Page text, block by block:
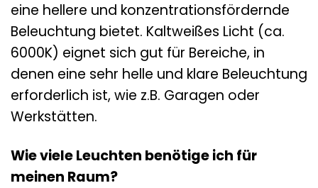
eine hellere und konzentrationsfördernde
Beleuchtung bietet. Kaltweißes Licht (ca.
6000K) eignet sich gut für Bereiche, in
denen eine sehr helle und klare Beleuchtung
erforderlich ist, wie z.B. Garagen oder
Werkstätten.
Wie viele Leuchten benötige ich für
meinen Raum?